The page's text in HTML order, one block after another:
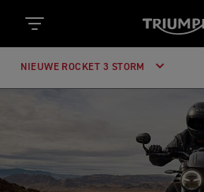
NIEUWE ROCKET 3 STORM